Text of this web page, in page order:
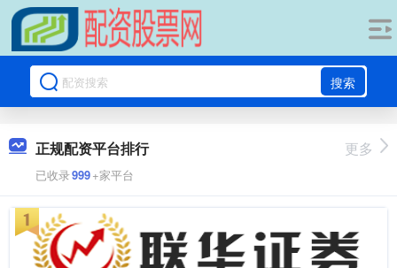
搜索
正规配资平台排行
已收录999+家平台
更多